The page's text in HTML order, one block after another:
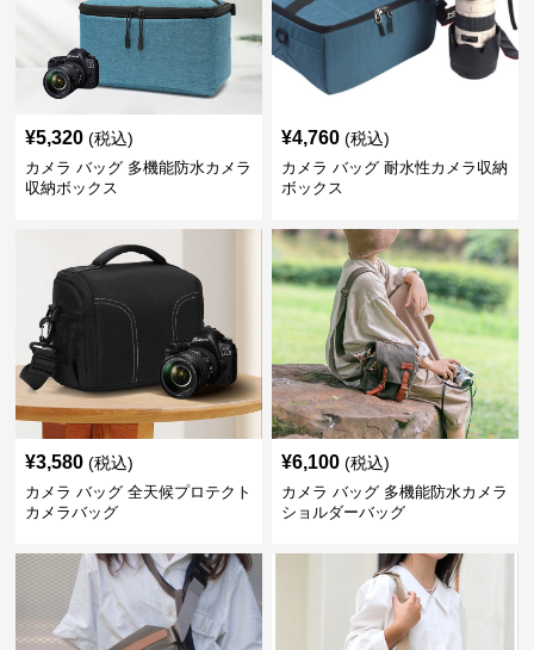
¥5,320 (税込)
カメラ バッグ 多機能防水カメラ
収納ボックス
¥4,760 (税込)
カメラ バッグ 耐水性カメラ収納
ボックス
¥3,580 (税込)
カメラ バッグ 全天候プロテクト
カメラバッグ
¥6,100 (税込)
カメラ バッグ 多機能防水カメラ
ショルダーバッグ